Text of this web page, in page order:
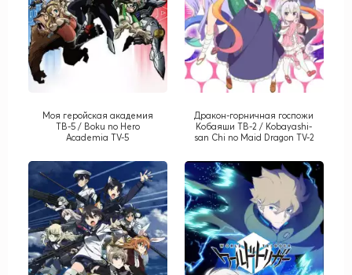
Моя геройская академия
ТВ-5 / Boku no Hero
Academia TV-5
Дракон-горничная госпожи
Кобаяши ТВ-2 / Kobayashi-
san Chi no Maid Dragon TV-2